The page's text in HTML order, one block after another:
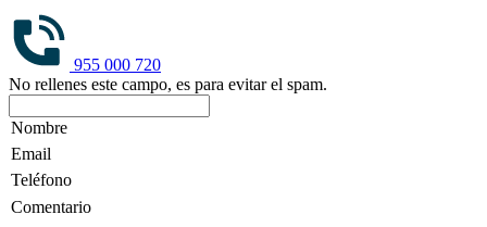
955 000 720
No rellenes este campo, es para evitar el spam.